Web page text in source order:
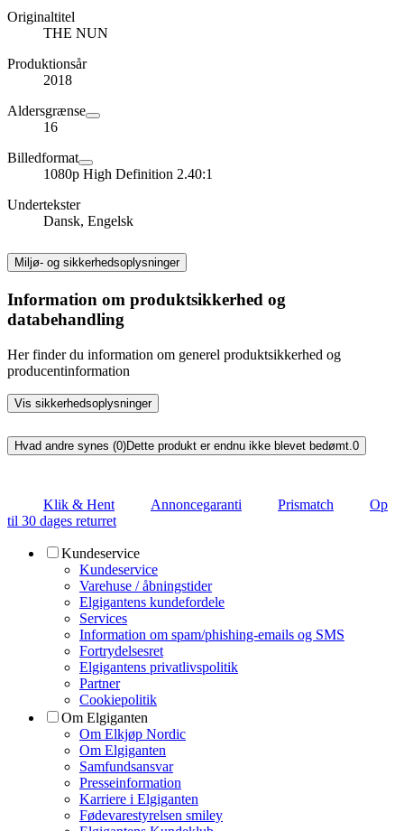
Originaltitel
THE NUN
Produktionsår
2018
Aldersgrænse
16
Billedformat
1080p High Definition 2.40:1
Undertekster
Dansk, Engelsk
Miljø- og sikkerhedsoplysninger
Information om produktsikkerhed og
databehandling
Her finder du information om generel produktsikkerhed og
producentinformation
Vis sikkerhedsoplysninger
Hvad andre synes (0)Dette produkt er endnu ikke blevet bedømt. 0
Klik & Hent Annoncegaranti Prismatch
Op
til 30 dages returret
Kundeservice
Kundeservice
Varehuse / åbningstider
Elgigantens kundefordele
Services
Information om spam/phishing-emails og SMS
Fortrydelsesret
Elgigantens privatlivspolitik
Partner
Cookiepolitik
Om Elgiganten
Om Elkjøp Nordic
Om Elgiganten
Samfundsansvar
Presseinformation
Karriere i Elgiganten
Fødevarestyrelsen smiley